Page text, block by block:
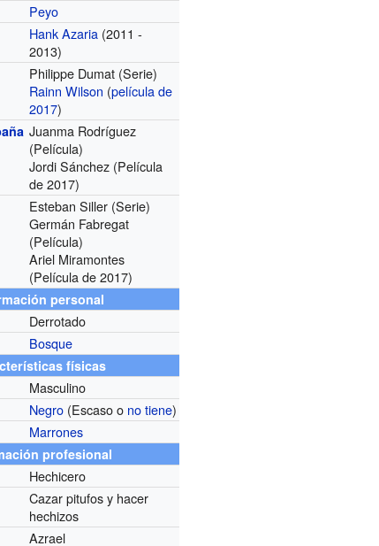
Peyo
Hank Azaria (2011 -
2013)
Philippe Dumat (Serie)
Rainn Wilson (película de
2017)
Juanma Rodríguez
(Película)
Jordi Sánchez (Película
de 2017)
Esteban Siller (Serie)
Germán Fabregat
(Película)
Ariel Miramontes
(Película de 2017)
personal
Derrotado
Bosque
físicas
Masculino
Negro (Escaso o no tiene)
Marrones
profesional
Hechicero
Cazar pitufos y hacer
hechizos
Azrael